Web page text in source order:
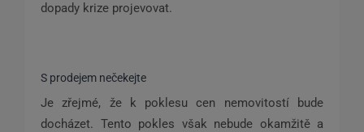
dopady krize projevovat.
S prodejem nečekejte
Je zřejmé, že k poklesu cen nemovitostí bude
docházet. Tento pokles však nebude okamžitě a